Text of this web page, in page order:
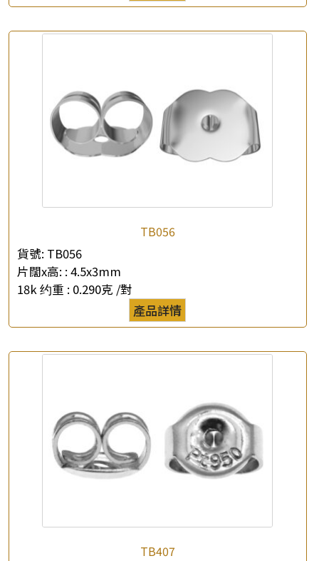
查詢以下產品
TB056
貨號: TB056
片闊x高: : 4.5x3mm
18k 约重 : 0.290克 /對
產品詳情
TB407